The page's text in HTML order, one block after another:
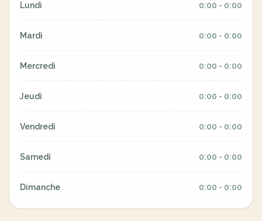
Lundi 0:00 - 0:00
Mardi 0:00 - 0:00
Mercredi 0:00 - 0:00
Jeudi 0:00 - 0:00
Vendredi 0:00 - 0:00
Samedi 0:00 - 0:00
Dimanche 0:00 - 0:00